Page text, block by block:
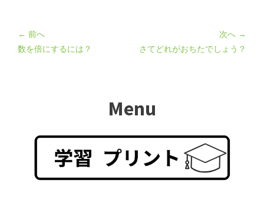
← 前へ
数を倍にするには？
次へ →
さてどれがおちたでしょう？
Menu